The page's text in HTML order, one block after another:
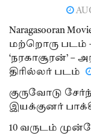
Naragasooran
மற்றொரு படம்
‘நரகாசூரன்’ –
திரில்லர் படம்
குருவோடு
இயக்குனர்
10 வருடம்